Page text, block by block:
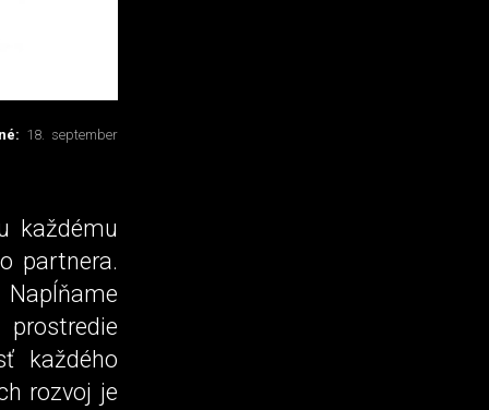
18. september
každému
partnera.
každého
rozvoj je